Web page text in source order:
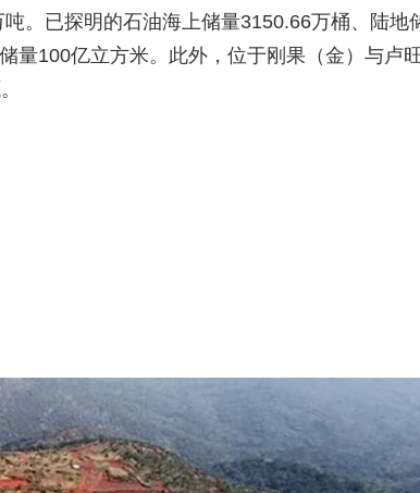
。已探明的石油海上储量3150.66万桶、陆地
量100亿立方米。此外，位于刚果（金）与卢